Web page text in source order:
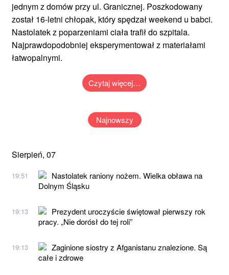
jednym z domów przy ul. Granicznej. Poszkodowany
został 16-letni chłopak, który spędzał weekend u babci.
Nastolatek z poparzeniami ciała trafił do szpitala.
Najprawdopodobniej eksperymentował z materiałami
łatwopalnymi.
Czytaj więcej…
Najnowszy
Sierpień, 07
19:51
Nastolatek raniony nożem. Wielka obława na
Dolnym Śląsku
19:13
Prezydent uroczyście świętował pierwszy rok
pracy. „Nie dorósł do tej roli”
19:13
Zaginione siostry z Afganistanu znalezione. Są
całe i zdrowe